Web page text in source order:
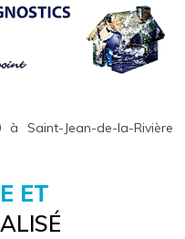
Saint-Jean-de-la-Rivière
ET